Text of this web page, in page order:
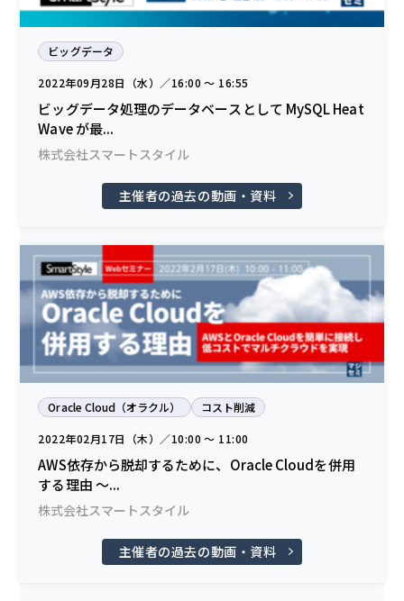
ビッグデータ
2022年09月28日（水）／16:00 〜 16:55
ビッグデータ処理のデータベースとして MySQL Heat
Wave が最...
株式会社スマートスタイル
主催者の過去の動画・資料
Oracle Cloud（オラクル） コスト削減
2022年02月17日（木）／10:00 〜 11:00
AWS依存から脱却するために、Oracle Cloudを併用
する理由 ～...
株式会社スマートスタイル
主催者の過去の動画・資料